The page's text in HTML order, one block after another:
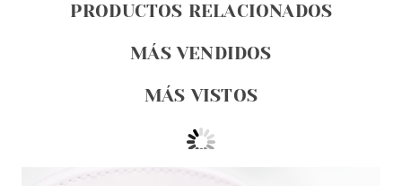
PRODUCTOS RELACIONADOS
MÁS VENDIDOS
MÁS VISTOS